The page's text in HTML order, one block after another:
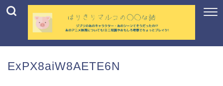
ExPX8aiW8AETE6N